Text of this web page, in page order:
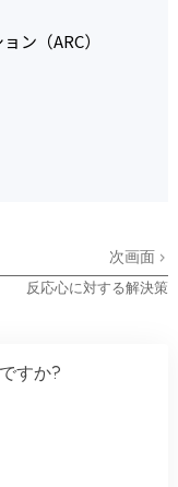
ン（ARC）
次画面
反応心に対する解決策
すか?